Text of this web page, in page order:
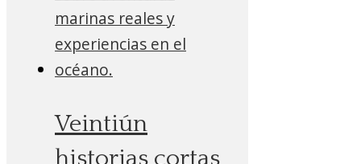
Veintiún
historias cortas